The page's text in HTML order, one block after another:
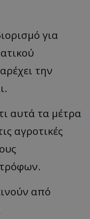
για
την
αυτά τα μέτρα
αγροτικές
από